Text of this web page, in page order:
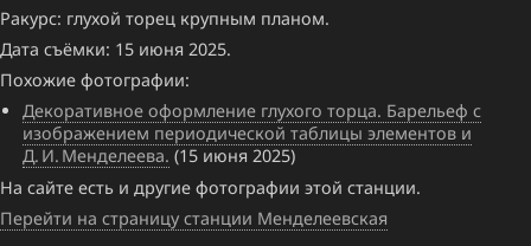
Ракурс: глухой торец крупным планом.
Дата съёмки: 15 июня 2025.
Похожие фотографии:
Декоративное оформление глухого торца. Барельеф с
изображением периодической таблицы элементов и
Д. И. Менделеева. (15 июня 2025)
На сайте есть и другие фотографии этой станции.
Перейти на страницу станции Менделеевская